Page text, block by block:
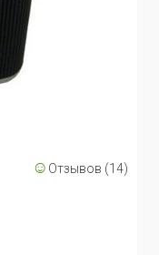
☺ Отзывов (14)